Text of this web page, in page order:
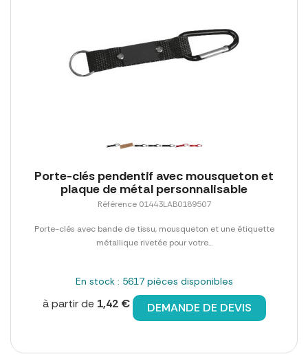
Porte-clés pendentif avec mousqueton et
plaque de métal personnalisable
Référence 01443LAB0189507
Porte-clés avec bande de tissu, mousqueton et une étiquette
métallique rivetée pour votre...
En stock : 5617 pièces disponibles
à partir de 1,42 € DEMANDE DE DEVIS